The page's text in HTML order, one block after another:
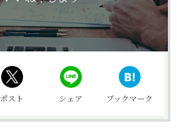
ポスト シェア ブックマーク